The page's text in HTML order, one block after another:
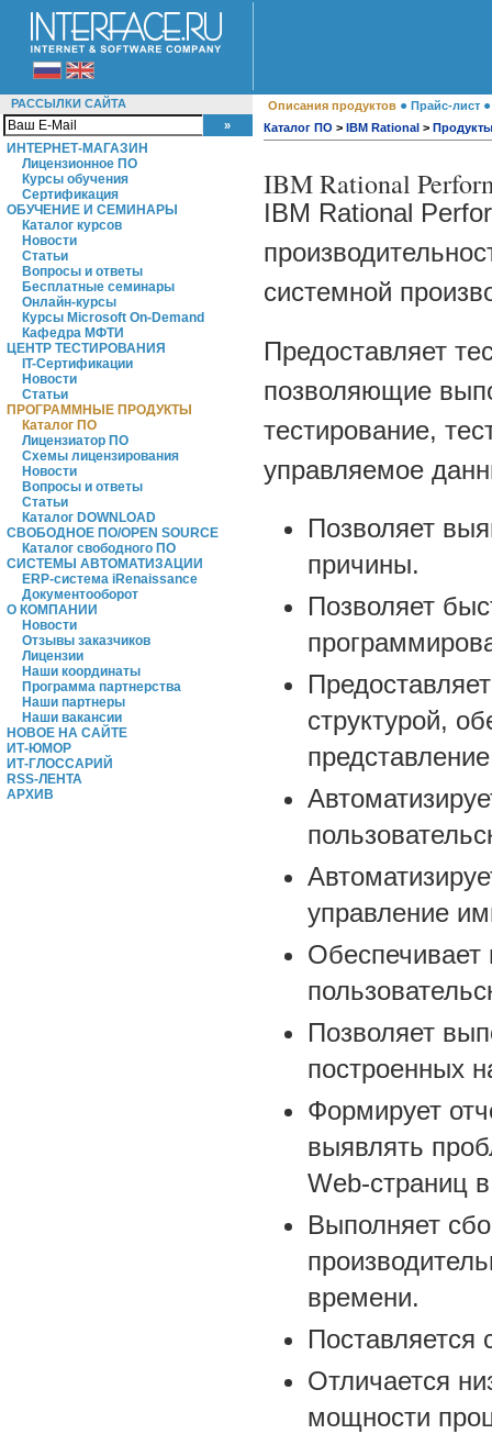
РАССЫЛКИ САЙТА
ИНТЕРНЕТ-МАГАЗИН
Лицензионное ПО
Курсы обучения
Сертификация
ОБУЧЕНИЕ И СЕМИНАРЫ
Каталог курсов
Новости
Статьи
Вопросы и ответы
Бесплатные семинары
Онлайн-курсы
Курсы Microsoft On-Demand
Кафедра МФТИ
ЦЕНТР ТЕСТИРОВАНИЯ
IT-Сертификации
Новости
Статьи
ПРОГРАММНЫЕ ПРОДУКТЫ
Каталог ПО
Лицензиатор ПО
Схемы лицензирования
Новости
Вопросы и ответы
Статьи
Каталог DOWNLOAD
СВОБОДНОЕ ПО/OPEN SOURCE
Каталог свободного ПО
СИСТЕМЫ АВТОМАТИЗАЦИИ
ERP-система iRenaissance
Документооборот
О КОМПАНИИ
Новости
Отзывы заказчиков
Лицензии
Наши координаты
Программа партнерства
Наши партнеры
Наши вакансии
НОВОЕ НА САЙТЕ
ИТ-ЮМОР
ИТ-ГЛОССАРИЙ
RSS-ЛЕНТА
АРХИВ
Описания продуктов ● Прайс-лист
Каталог ПО > IBM Rational > Продукты
IBM Rational
IBM Rational
системной
Предоставляет
позволяющие
тестирование,
управляемое
Позволяет
причины.
Позволяет
структурой,
управление
Обеспечивает
Позволяет
построенных
Формирует
выявлять
Web-страниц
Выполняет
времени.
Поставляется
Отличается
мощности